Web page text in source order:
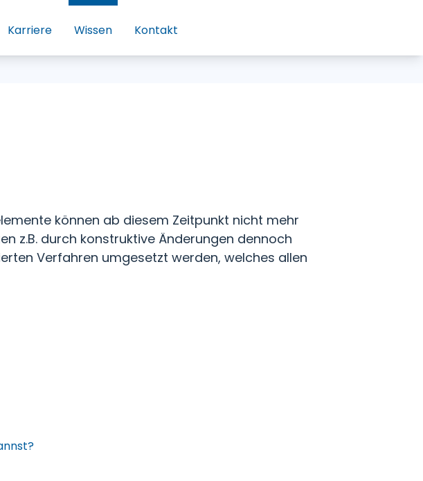
Karriere Wissen Kontakt
können ab diesem Zeitpunkt nicht mehr
z.B. durch konstruktive Änderungen dennoch
Verfahren umgesetzt werden, welches allen